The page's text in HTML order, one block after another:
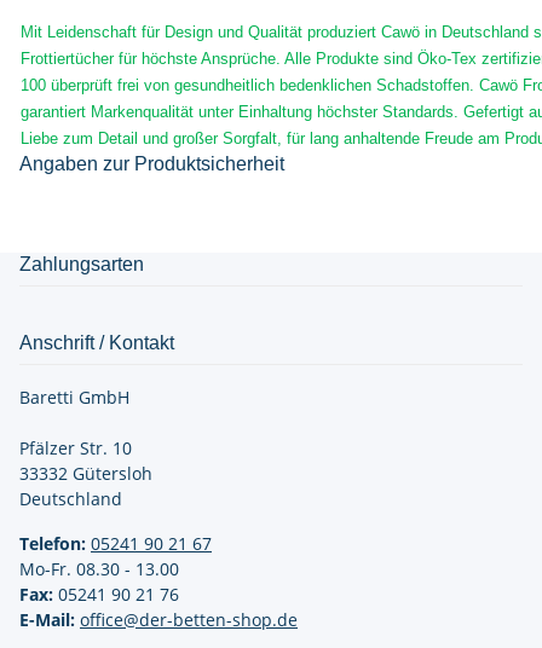
Mit Leidenschaft für Design und Qualität produziert Cawö in Deutschland
Frottiertücher für höchste Ansprüche. Alle Produkte sind Öko-Tex
100 überprüft frei von gesundheitlich bedenklichen Schadstoffen. Cawö
garantiert Markenqualität unter Einhaltung höchster Standards. Gefertigt
Liebe zum Detail und großer Sorgfalt, für lang anhaltende Freude am
Angaben zur Produktsicherheit
Zahlungsarten
Anschrift / Kontakt
Baretti GmbH
Pfälzer Str. 10
33332 Gütersloh
Deutschland
Telefon: 05241 90 21 67
Mo-Fr. 08.30 - 13.00
Fax: 05241 90 21 76
E-Mail: office@der-betten-shop.de